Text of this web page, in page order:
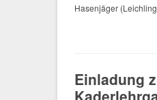
Hasenjäger
Einladung